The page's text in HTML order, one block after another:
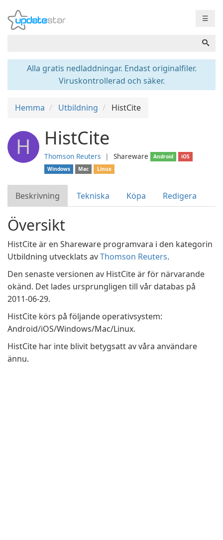
☰
Alla gratis nedladdningar. Endast originalfiler.
Viruskontrollerad och säker.
Hemma Utbildning HistCite
H HistCite
Thomson Reuters ❘ Shareware Android
iOS
Windows
Mac Linux
Beskrivning Tekniska Köpa Redigera
Översikt
HistCite är en Shareware programvara i den kategorin
Utbildning utvecklats avThomson Reuters.
Den senaste versionen av HistCite är för närvarande
okänd. Det lades ursprungligen till vår databas på
2011-06-29.
HistCite körs på följande operativsystem:
Android/iOS/Windows/Mac/Linux.
HistCite har inte blivit betygsatt av våra användare
ännu.